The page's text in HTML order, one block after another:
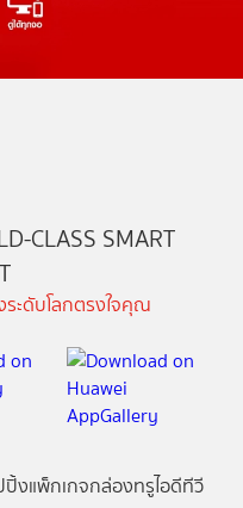
CLASS SMART
ะดับโลกตรงใจคุณ
ปิ้งแพ็กเกจกล่องทรูไอดีทีวี